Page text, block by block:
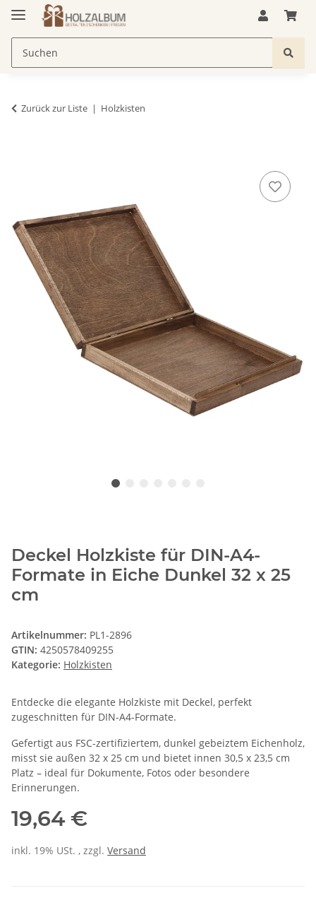
Zurück zur Liste Holzkisten
Deckel Holzkiste für DIN-A4-
Formate in Eiche Dunkel 32 x 25
cm
Artikelnummer: PL1-2896
GTIN: 4250578409255
Kategorie: Holzkisten
Entdecke die elegante Holzkiste mit Deckel, perfekt
zugeschnitten für DIN-A4-Formate.
Gefertigt aus FSC-zertifiziertem, dunkel gebeiztem Eichenholz,
misst sie außen 32 x 25 cm und bietet innen 30,5 x 23,5 cm
Platz – ideal für Dokumente, Fotos oder besondere
Erinnerungen.
19,64 €
inkl. 19% USt. , zzgl. Versand